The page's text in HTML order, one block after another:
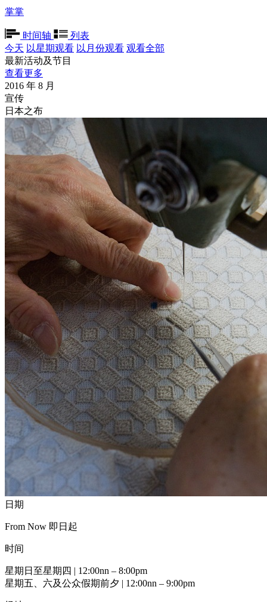
掌掌
时间轴
列表
今天 以星期观看 以月份观看 观看全部
最新活动及节目
查看更多
2016 年 8 月
宣传
日本之布
日期
From Now 即日起
时间
星期日至星期四 | 12:00nn – 8:00pm
星期五、六及公众假期前夕 | 12:00nn – 9:00pm